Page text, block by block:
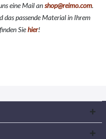
eine Mail anshop@reimo.com.
das passende Material in Ihrem
Siehier!